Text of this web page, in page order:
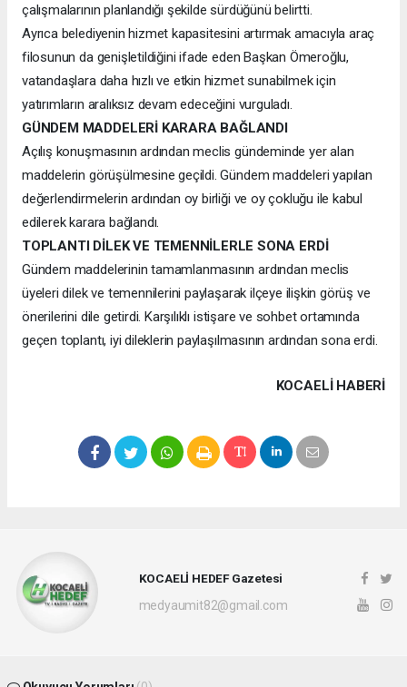
çalışmalarının planlandığı şekilde sürdüğünü belirtti.
Ayrıca belediyenin hizmet kapasitesini artırmak amacıyla araç
filosunun da genişletildiğini ifade eden Başkan Ömeroğlu,
vatandaşlara daha hızlı ve etkin hizmet sunabilmek için
yatırımların aralıksız devam edeceğini vurguladı.
GÜNDEM MADDELERİ KARARA BAĞLANDI
Açılış konuşmasının ardından meclis gündeminde yer alan
maddelerin görüşülmesine geçildi. Gündem maddeleri yapılan
değerlendirmelerin ardından oy birliği ve oy çokluğu ile kabul
edilerek karara bağlandı.
TOPLANTI DİLEK VE TEMENNİLERLE SONA ERDİ
Gündem maddelerinin tamamlanmasının ardından meclis
üyeleri dilek ve temennilerini paylaşarak ilçeye ilişkin görüş ve
önerilerini dile getirdi. Karşılıklı istişare ve sohbet ortamında
geçen toplantı, iyi dileklerin paylaşılmasının ardından sona erdi.
KOCAELI HABERİ
KOCAELİ HEDEF Gazetesi
medyaumit82@gmail.com